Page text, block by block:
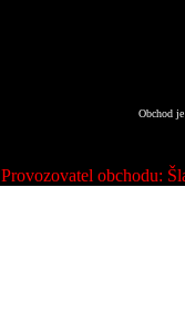
Obchod
Provozovatel obchodu: